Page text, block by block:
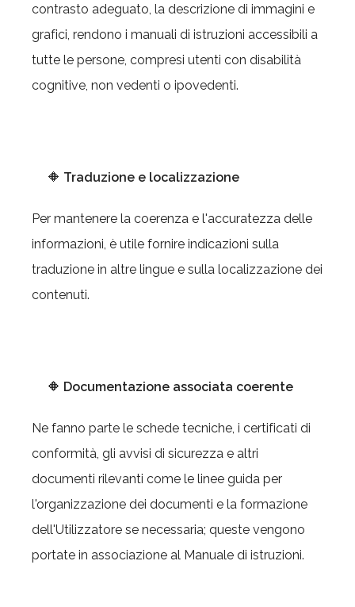
contrasto adeguato, la descrizione di immagini e
grafici, rendono i manuali di istruzioni accessibili a
tutte le persone, compresi utenti con disabilità
cognitive, non vedenti o ipovedenti.
🔶 Traduzione e localizzazione
Per mantenere la coerenza e l'accuratezza delle
informazioni, è utile fornire indicazioni sulla
traduzione in altre lingue e sulla localizzazione dei
contenuti.
🔶 Documentazione associata coerente
Ne fanno parte le schede tecniche, i certificati di
conformità, gli avvisi di sicurezza e altri
documenti rilevanti come le linee guida per
l'organizzazione dei documenti e la formazione
dell'Utilizzatore se necessaria; queste vengono
portate in associazione al Manuale di istruzioni.